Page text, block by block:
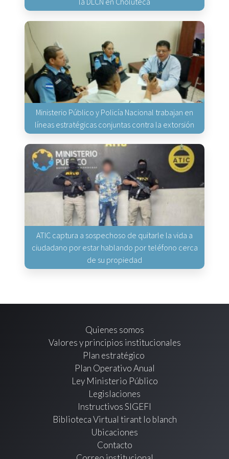
Ministerio Público y Policía Nacional trabajan en
líneas estratégicas conjuntas contra la extorsión
ATIC captura a sospechoso de quitarle la vida a
ciudadano por estar hablando por teléfono cerca
de su propiedad
Quienes somos
Valores y principios institucionales
Plan estratégico
Plan Operativo Anual
Ley Ministerio Público
Legislaciones
Instructivos SIGEFI
Biblioteca Virtual tirant lo blanch
Ubicaciones
Contacto